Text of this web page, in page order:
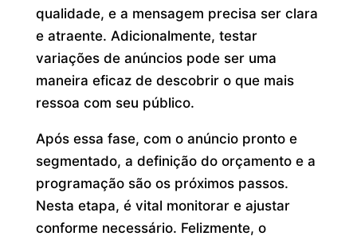
qualidade, e a mensagem precisa ser clara
e atraente. Adicionalmente, testar
variações de anúncios pode ser uma
maneira eficaz de descobrir o que mais
ressoa com seu público.
Após essa fase, com o anúncio pronto e
segmentado, a definição do orçamento e a
programação são os próximos passos.
Nesta etapa, é vital monitorar e ajustar
conforme necessário. Felizmente, o